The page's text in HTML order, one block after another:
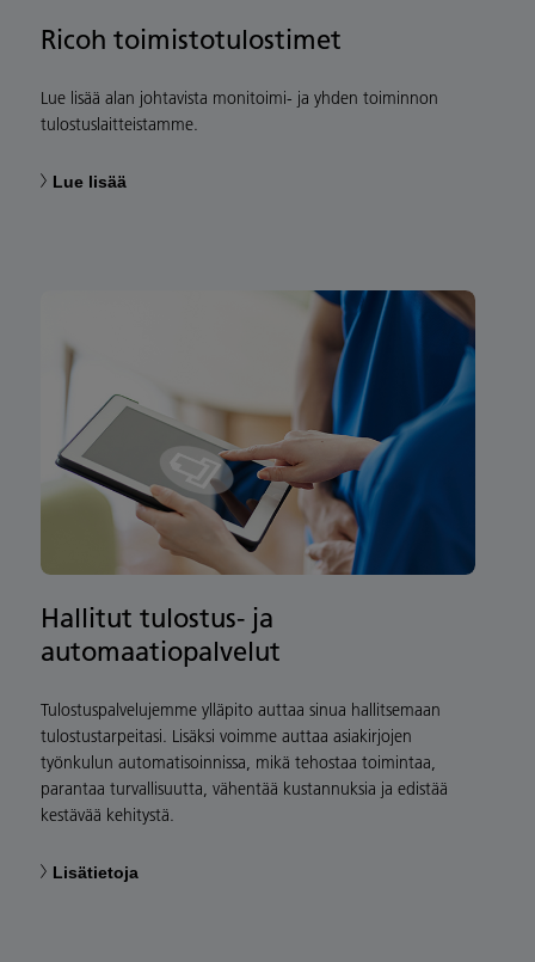
Ricoh toimistotulostimet
Lue lisää alan johtavista monitoimi- ja yhden toiminnon
tulostuslaitteistamme.
Lue lisää
Hallitut tulostus- ja
automaatiopalvelut
Tulostuspalvelujemme ylläpito auttaa sinua hallitsemaan
tulostustarpeitasi. Lisäksi voimme auttaa asiakirjojen
työnkulun automatisoinnissa, mikä tehostaa toimintaa,
parantaa turvallisuutta, vähentää kustannuksia ja edistää
kestävää kehitystä.
Lisätietoja